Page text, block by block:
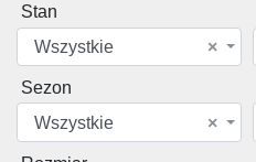
Stan
×
Wszystkie
Sezon
×
Wszystkie